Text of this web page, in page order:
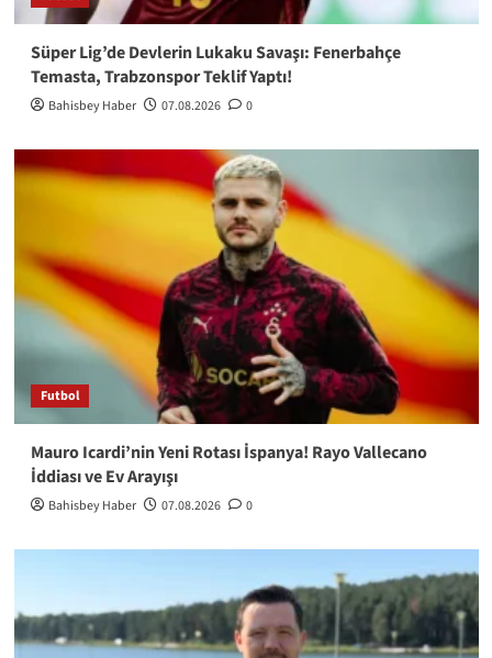
Süper Lig’de Devlerin Lukaku Savaşı: Fenerbahçe
Temasta, Trabzonspor Teklif Yaptı!
Bahisbey Haber 07.08.2026 0
Futbol
Mauro Icardi’nin Yeni Rotası İspanya! Rayo Vallecano
İddiası ve Ev Arayışı
Bahisbey Haber 07.08.2026 0